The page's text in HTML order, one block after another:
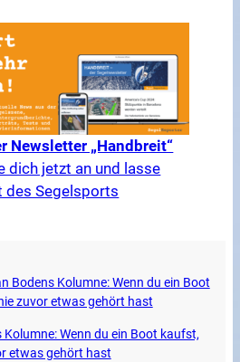
Newsletter „Handbreit“
dich jetzt an und lasse
des Segelsports
Bodens Kolumne: Wenn du ein Boot
zuvor etwas gehört hast
Kolumne: Wenn du ein Boot kaufst,
etwas gehört hast